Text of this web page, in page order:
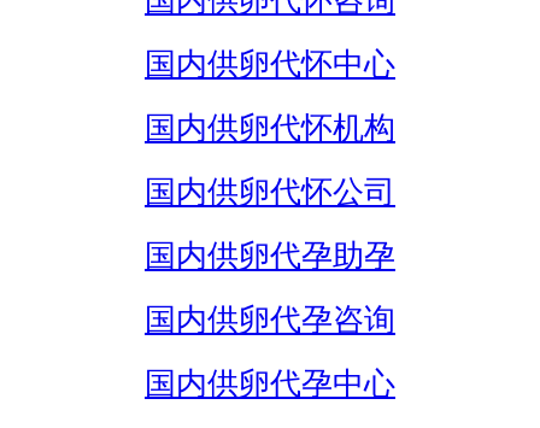
国内供卵代怀中心
国内供卵代怀机构
国内供卵代怀公司
国内供卵代孕助孕
国内供卵代孕咨询
国内供卵代孕中心